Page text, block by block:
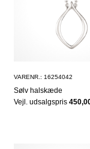
VARENR.: 16254042
Sølv halskæde
Vejl. udsalgspris